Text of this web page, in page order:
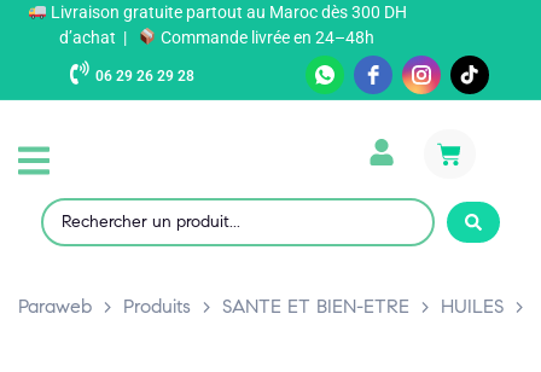
Livraison gratuite partout au Maroc dès 300 DH
d’achat |
Commande livrée en 24–48h
06 29 26 29 28
Paraweb > Produits > SANTE ET BIEN-ETRE > HUILES >